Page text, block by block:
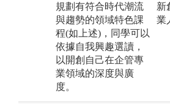
規劃有符合時代潮流
與趨勢的領域特色課
程(如上述)，同學可以
依據自我興趣選讀，
以開創自己在企管專
業領域的深度與廣
度。
新
業